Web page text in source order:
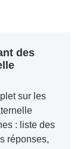
des
sur les
: liste des
réponses,